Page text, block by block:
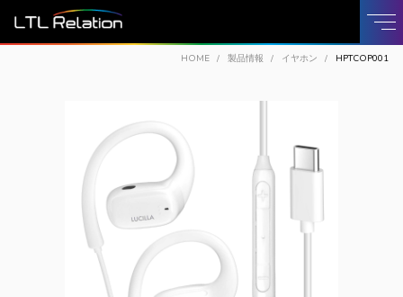
HOME 製品情報 イヤホン HPTCOP001